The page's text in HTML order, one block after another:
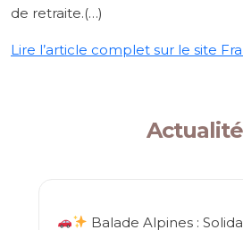
de retraite.(…)
Lire l’article complet sur le site
Balade Alpines :